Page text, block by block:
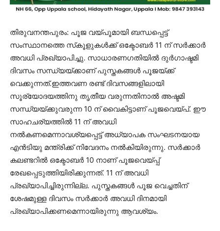
തിരുവനന്തപുരം: പൂജ വയ്പൂമായി ബന്ധപ്പെട്ട്
സംസ്ഥാനത്തെ സ്‌കൂളുകള്‍ക്ക് ഒക്ടോബര്‍ 11 ന് സര്‍ക്കാര്‍
അവധി പ്രഖ്യാപിച്ചു. സാധാരണഗതിയില്‍ ദുര്‍ഗാഷ്ടമി
ദിവസം സന്ധ്യയ്ക്കാണ് പുസ്തകങ്ങള്‍ പൂജയ്ക്ക്
വെക്കുന്നത്.ഇത്തവണ രണ്ട് ദിവസങ്ങളിലായി
സൂര്യോദയത്തിനു തൃതീയ വരുന്നതിനാല്‍ അഷ്ടമി
സന്ധ്യയ്ക്കുവരുന്ന 10 ന് വൈകിട്ടാണ് പൂജവെയ്പ്. ഈ
സാഹചര്യത്തില്‍ 11 ന് അവധി
നല്‍കണമെന്നാവശ്യപ്പെട്ട് അധ്യാപക സംഘടനയായ
എന്‍ടിയു മന്ത്രിക്ക് നിവേദനം നല്‍കിയിരുന്നു. സര്‍ക്കാര്‍
കലണ്ടറില്‍ ഒക്ടോബര്‍ 10 നാണ് പൂജവെയ്പ്പ്
രേഖപ്പെടുത്തിയിരിക്കുന്നത്. 11 ന് അവധി
പ്രഖ്യാപിച്ചിരുന്നില്ല. പുസ്തകങ്ങള്‍ പൂജ വെച്ചതിന്
ശേഷമുള്ള ദിവസം സര്‍ക്കാര്‍ അവധി ദിനമായി
പ്രഖ്യാപിക്കണമെന്നായിരുന്നു ആവശ്യം.